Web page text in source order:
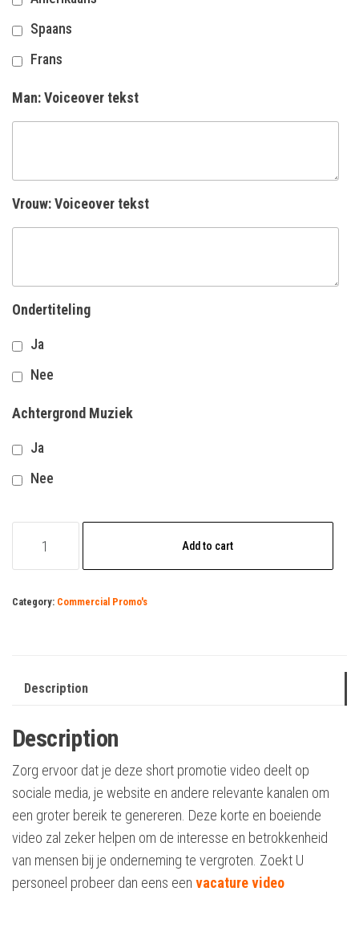
Spaans
Frans
Man: Voiceover tekst
Vrouw: Voiceover tekst
Ondertiteling
Ja
Nee
Achtergrond Muziek
Ja
Nee
Add to cart
Category: Commercial Promo's
Description
Description
Zorg ervoor dat je deze short promotie video deelt op
sociale media, je website en andere relevante kanalen om
een groter bereik te genereren. Deze korte en boeiende
video zal zeker helpen om de interesse en betrokkenheid
van mensen bij je onderneming te vergroten. Zoekt U
personeel probeer dan eens een vacature video